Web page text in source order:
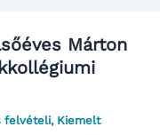
Márton
felvételi, Kiemelt